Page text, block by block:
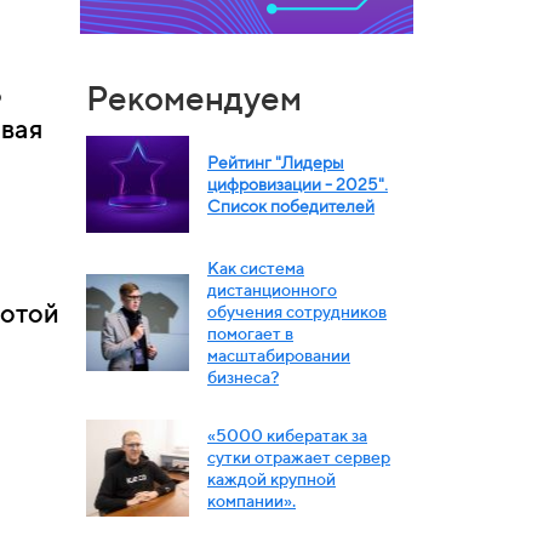
Рекомендуем
Рейтинг "Лидеры
цифровизации - 2025".
Список победителей
Как система
дистанционного
обучения сотрудников
помогает в
масштабировании
бизнеса?
«5000 кибератак за
сутки отражает сервер
каждой крупной
компании».